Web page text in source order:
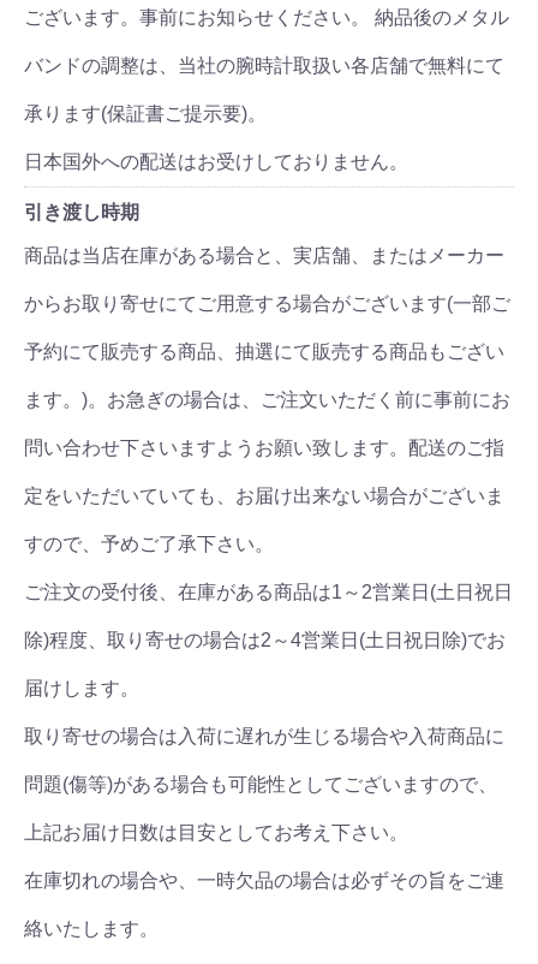
ございます。事前にお知らせください。 納品後のメタル
バンドの調整は、当社の腕時計取扱い各店舗で無料にて
承ります(保証書ご提示要)。
日本国外への配送はお受けしておりません。
引き渡し時期
商品は当店在庫がある場合と、実店舗、またはメーカー
からお取り寄せにてご用意する場合がございます(一部ご
予約にて販売する商品、抽選にて販売する商品もござい
ます。)。お急ぎの場合は、ご注文いただく前に事前にお
問い合わせ下さいますようお願い致します。配送のご指
定をいただいていても、お届け出来ない場合がございま
すので、予めご了承下さい。
ご注文の受付後、在庫がある商品は1～2営業日(土日祝日
除)程度、取り寄せの場合は2～4営業日(土日祝日除)でお
届けします。
取り寄せの場合は入荷に遅れが生じる場合や入荷商品に
問題(傷等)がある場合も可能性としてございますので、
上記お届け日数は目安としてお考え下さい。
在庫切れの場合や、一時欠品の場合は必ずその旨をご連
絡いたします。